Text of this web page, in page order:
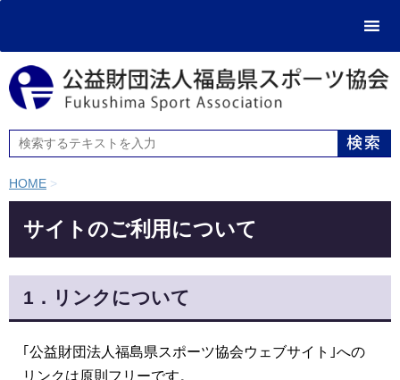
HOME >
サイトのご利用について
1．リンクについて
｢公益財団法人福島県スポーツ協会ウェブサイト｣への
リンクは原則フリーです。